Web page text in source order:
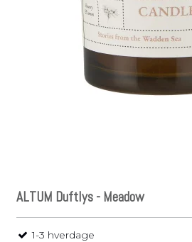
ALTUM Duftlys - Meadow
1-3 hverdage